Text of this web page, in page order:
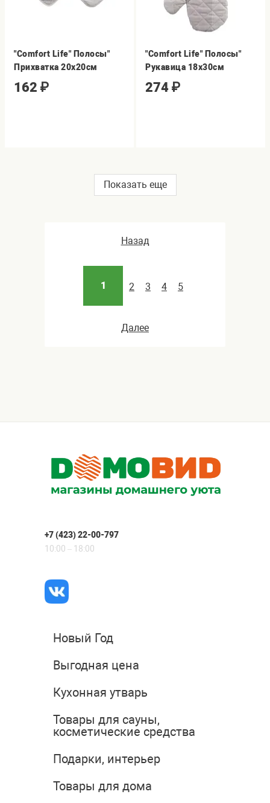
"Comfort Life" Полосы"
Прихватка 20х20см
162 ₽
"Comfort Life" Полосы"
Рукавица 18х30см
274 ₽
Показать еще
Назад
1 2 3 4 5
Далее
+7 (423) 22-00-797
10:00 – 18:00
Новый Год
Выгодная цена
Кухонная утварь
Товары для сауны,
косметические средства
Подарки, интерьер
Товары для дома